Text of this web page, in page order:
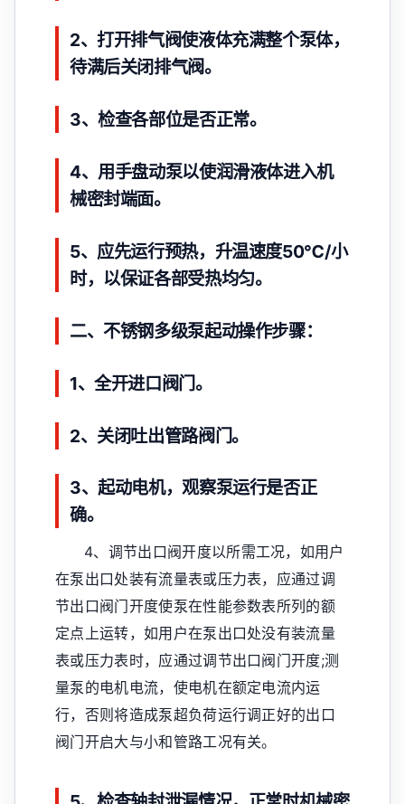
2、打开排气阀使液体充满整个泵体，
待满后关闭排气阀。
3、检查各部位是否正常。
4、用手盘动泵以使润滑液体进入机
械密封端面。
5、应先运行预热，升温速度50℃/小
时，以保证各部受热均匀。
二、不锈钢多级泵起动操作步骤：
1、全开进口阀门。
2、关闭吐出管路阀门。
3、起动电机，观察泵运行是否正
确。
4、调节出口阀开度以所需工况，如用户
在泵出口处装有流量表或压力表，应通过调
节出口阀门开度使泵在性能参数表所列的额
定点上运转，如用户在泵出口处没有装流量
表或压力表时，应通过调节出口阀门开度;测
量泵的电机电流，使电机在额定电流内运
行，否则将造成泵超负荷运行调正好的出口
阀门开启大与小和管路工况有关。